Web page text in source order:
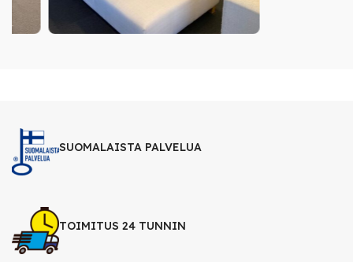
SUOMALAISTA PALVELUA
TOIMITUS 24 TUNNIN